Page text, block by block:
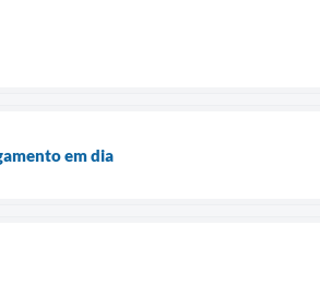
em dia